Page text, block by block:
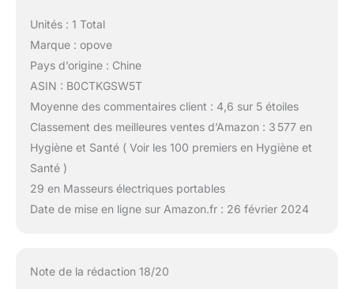
Unités : 1 Total
Marque : opove
Pays d’origine : Chine
ASIN : B0CTKGSW5T
Moyenne des commentaires client : 4,6 sur 5 étoiles
Classement des meilleures ventes d’Amazon : 3 577 en
Hygiène et Santé ( Voir les 100 premiers en Hygiène et
Santé )
29 en Masseurs électriques portables
Date de mise en ligne sur Amazon.fr : 26 février 2024
Note de la rédaction 18/20